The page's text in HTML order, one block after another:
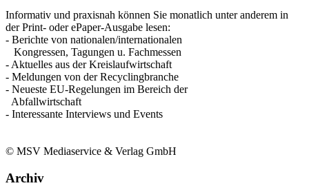
Informativ und praxisnah können Sie monatlich unter anderem in
der Print- oder ePaper-Ausgabe lesen:
- Berichte von nationalen/internationalen
Kongressen, Tagungen u. Fachmessen
- Aktuelles aus der Kreislaufwirtschaft
- Meldungen von der Recyclingbranche
- Neueste EU-Regelungen im Bereich der
Abfallwirtschaft
- Interessante Interviews und Events
© MSV Mediaservice & Verlag GmbH
Archiv